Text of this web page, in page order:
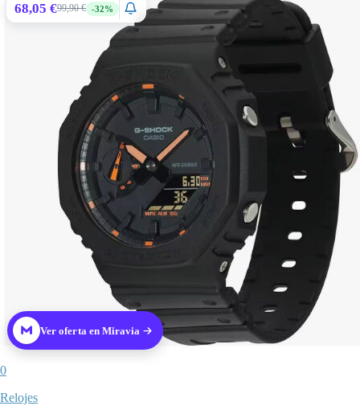
68,05 €99,90 € -32%
Ver oferta en Miravia
0
Relojes